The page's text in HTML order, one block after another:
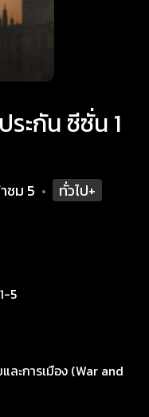
ะกัน ซีซั่น 1
ชม 5 • ทั่วไป+
5
ละการเมือง (War and